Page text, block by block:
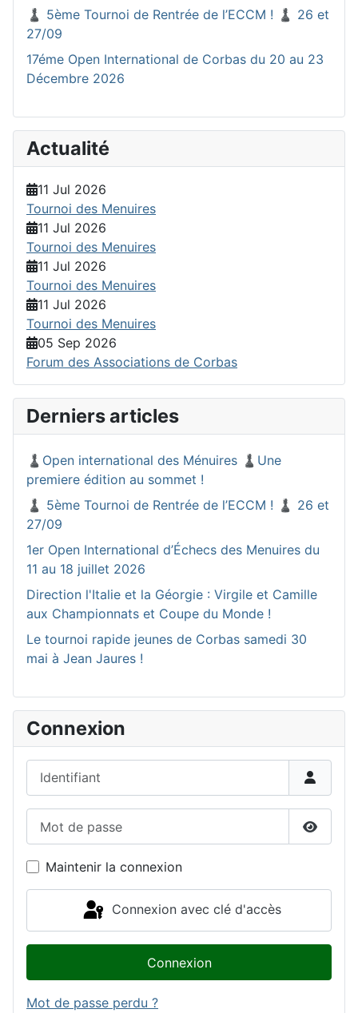
♟️ 5ème Tournoi de Rentrée de l’ECCM ! ♟️ 26 et
27/09
17éme Open International de Corbas du 20 au 23
Décembre 2026
Actualité
11 Jul 2026
Tournoi des Menuires
11 Jul 2026
Tournoi des Menuires
11 Jul 2026
Tournoi des Menuires
11 Jul 2026
Tournoi des Menuires
05 Sep 2026
Forum des Associations de Corbas
Derniers articles
♟️Open international des Ménuires ♟️Une
premiere édition au sommet !
♟️ 5ème Tournoi de Rentrée de l’ECCM ! ♟️ 26 et
27/09
1er Open International d’Échecs des Menuires du
11 au 18 juillet 2026
Direction l'Italie et la Géorgie : Virgile et Camille
aux Championnats et Coupe du Monde !
Le tournoi rapide jeunes de Corbas samedi 30
mai à Jean Jaures !
Connexion
Maintenir la connexion
Connexion avec clé d'accès
Connexion
Mot de passe perdu ?